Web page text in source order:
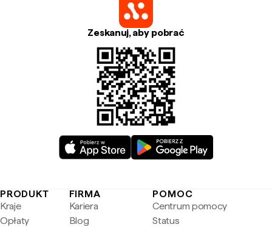
Zeskanuj, aby pobrać
PRODUKT
Kraje
Opłaty
FIRMA
Kariera
Blog
POMOC
Centrum pomocy
Status